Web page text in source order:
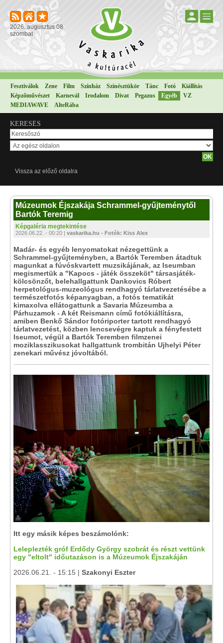
2026. augusztus 08.
szombat
Fesztiválok Zene Film Színház Színésztükör Tánc Fotó
Kiállítás
Képzőművészet
Karnevál Irodalom Divat Pegazus Egyéb
VZ
MEDIAWAVE
AlteRába
KERESÉS
Vissza az előző oldalra
Múzeumok Éjszakája Schrammel-gyűjteménytől
Bartók Teremig
Képgaléria megtekintése
2026.06.22. - 00:20 | vaskarika.hu - Fotók: Kiss Alex
Madár- és egyéb lenyomatokat nézegettünk a
Schrammel-gyűjteményben, a Bartók Teremben átadtuk
magunkat a fúvóskvartett muzsikájának, az Iseumban
megismertük a "Kapocs - játék összeköt" társasjáték-
kölcsönzőt, belehallgattunk Dankovics Róbert
herpetológus-muzeológus rendhagyó tárlatvezetésébe a
természetfotós képanyagban, a fotós tematikát
kimaxolva ellátogattunk a Savaria Múzeumba a
Párhuzamok - A két Reismann című fotókiállításra,
amiben Benkő Sándor fotóriporter tartott rendhagyó
tárlatvezetést, közben lencsevégre kaptuk a fényfestett
Iseumot, végül a Bartók Teremben filmzenei
moziklasszikusokat hallgattunk trombitán Ujhelyi Péter
zenekari művész jóvoltából.
Itt egy másik képes beszámolónk:
Leleplezték gróf Erdődy György szobrát és részt vettünk
egy "eltolt" időutazáson is a Múzeumok Éjszakáján
2026.06.21. - 15:15 | Szakonyi Eszter